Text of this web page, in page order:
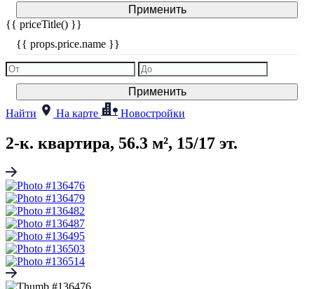
Применить
{{ priceTitle() }}
{{ props.price.name }}
Применить
Найти
На карте Новостройки
2-к. квартира, 56.3 м², 15/17 эт.